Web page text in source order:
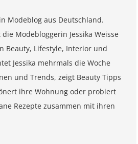
Modeblog aus Deutschland.
Modebloggerin Jessika Weisse
Beauty, Lifestyle, Interior und
Jessika mehrmals die Woche
und Trends, zeigt Beauty Tipps
ihre Wohnung oder probiert
Rezepte zusammen mit ihren